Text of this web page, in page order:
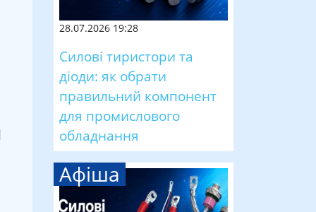
28.07.2026 19:28
Силові тиристори та
діоди: як обрати
правильний компонент
для промислового
обладнання
Афіша